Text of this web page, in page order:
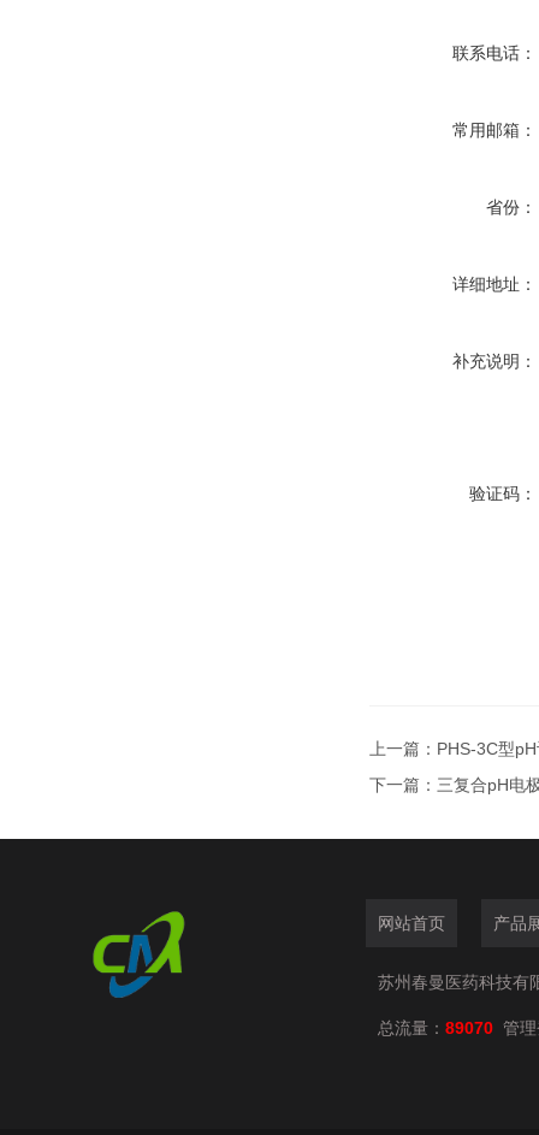
联系电话：
常用邮箱：
省份：
详细地址：
补充说明：
验证码：
上一篇： PHS-3C型
下一篇： 三复合pH电
网站首页 产品
苏州春曼医药科技有
总流量： 89070 管